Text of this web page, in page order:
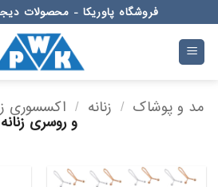
to
content
فروشگاه پاوریکا - محصولات
مد و پوشاک / زنانه / اکسسوری
و روسری زنانه